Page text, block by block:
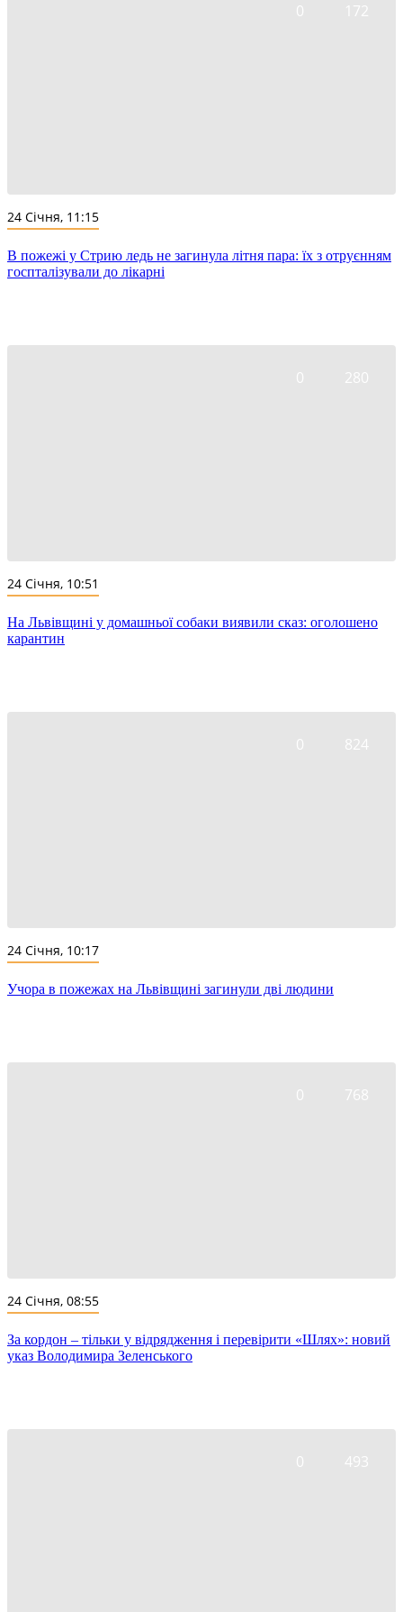
0 172
24 Січня, 11:15
В пожежі у Стрию ледь не загинула літня пара: їх з отруєнням
госпталізували до лікарні
0 280
24 Січня, 10:51
На Львівщині у домашньої собаки виявили сказ: оголошено
карантин
0 824
24 Січня, 10:17
Учора в пожежах на Львівщині загинули дві людини
0 768
24 Січня, 08:55
За кордон – тільки у відрядження і перевірити «Шлях»: новий
указ Володимира Зеленського
0 493